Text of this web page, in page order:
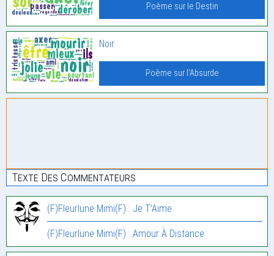
Poème sur le Destin
Noir
Poème sur l'Absurde
Texte Des Commentateurs
(F)Fleurlune Mimi(F) : Je T’Aime
(F)Fleurlune Mimi(F) : Amour À Distance